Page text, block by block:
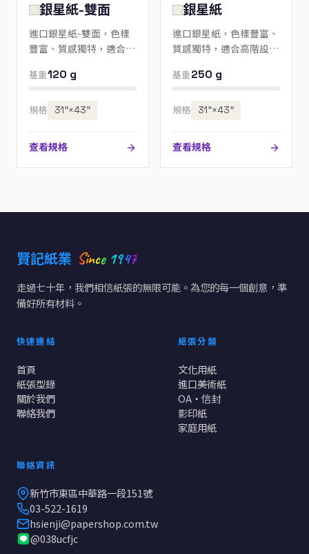
銀星紙-雙面
進口銀星紙-雙面，色樣
豐富、質感獨特，適合高
歡迎來電指定色號。
基重120 g
規格 31”×43”
查看規格
銀星紙
進口銀星紙，色樣豐富、
質感獨特，適合高階設
來電指定色號。
基重250 g
規格 31”×43”
查看規格
賢記紙業 Since 1947
走過七十年，我們相信紙張的無限可能。為您的每一個創意，準
備好所有材料。
快速連結
首頁
紙張型錄
關於我們
聯絡我們
紙張分類
文化用紙
進口美術紙
OA・信封
影印紙
家庭用紙
聯絡資訊
新竹市東區中華路一段151號
03-522-1619
hsienji@papershop.com.tw
@038ucfjc